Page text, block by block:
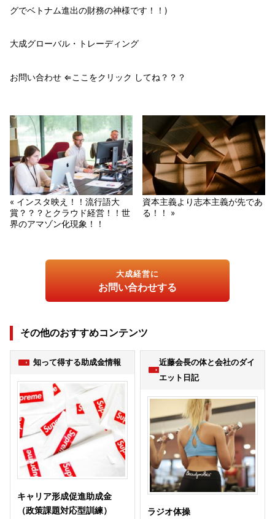
グでベトナム進出の財務の神様です！！)
大成グローバル・トレーディング
お問い合わせ ⇐ここをクリック してね？？？
« インスタ映え！！流行語大
賞？？？とクラウド経営！！世
界のアマゾン化現象！！
資本主義より志本主義が先であ
る！！ »
大成経営に
お問い合わせする
その他のおすすめコンテンツ
知って得する助成金情報
キャリア形成促進助成金
（政策課題対応型訓練）
近藤会長の体と会社のダイ
エット日記
ラジオ体操